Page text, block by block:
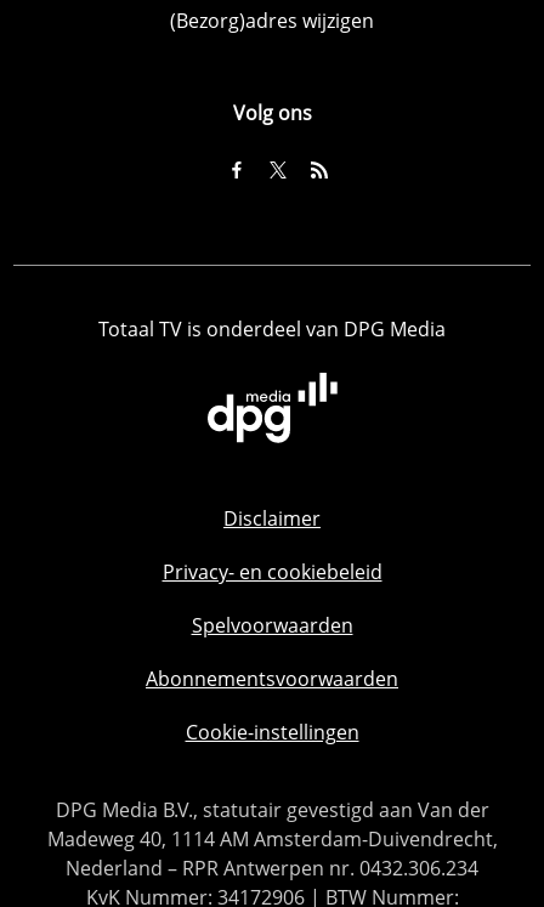
(Bezorg)adres wijzigen
Volg ons
Totaal TV is onderdeel van DPG Media
Disclaimer
Privacy- en cookiebeleid
Spelvoorwaarden
Abonnementsvoorwaarden
Cookie-instellingen
DPG Media B.V., statutair gevestigd aan Van der
Madeweg 40, 1114 AM Amsterdam-Duivendrecht,
Nederland – RPR Antwerpen nr. 0432.306.234
KvK Nummer: 34172906 | BTW Nummer: